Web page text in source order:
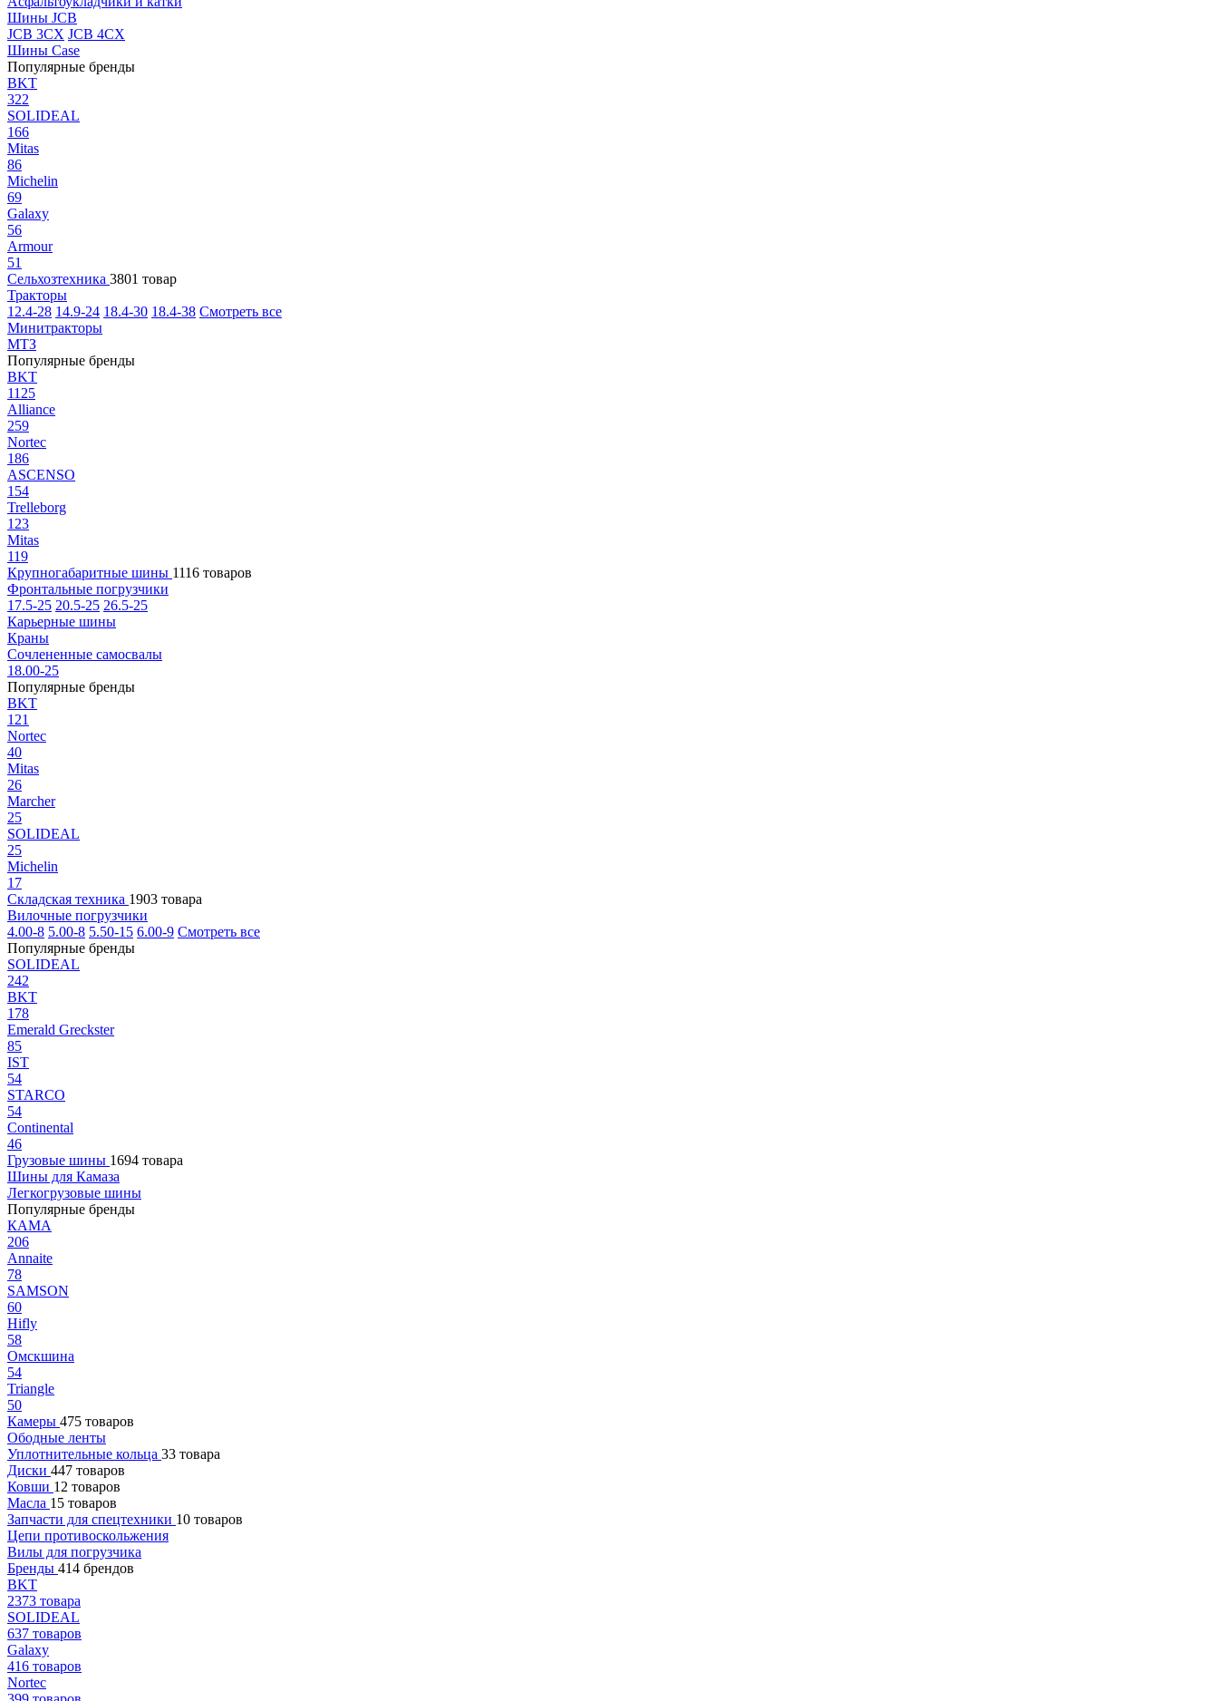
Шины JCB
JCB 3CX JCB 4CX
Шины Case
Популярные бренды
BKT
322
SOLIDEAL
166
Mitas
86
Michelin
69
Galaxy
56
Armour
51
Сельхозтехника 3801 товар
Тракторы
12.4-28 14.9-24 18.4-30 18.4-38 Смотреть все
Минитракторы
МТЗ
Популярные бренды
BKT
1125
Alliance
259
Nortec
186
ASCENSO
154
Trelleborg
123
Mitas
119
Крупногабаритные шины 1116 товаров
Фронтальные погрузчики
17.5-25 20.5-25 26.5-25
Карьерные шины
Краны
Сочлененные самосвалы
18.00-25
Популярные бренды
BKT
121
Nortec
40
Mitas
26
Marcher
25
SOLIDEAL
25
Michelin
17
Складская техника 1903 товара
Вилочные погрузчики
4.00-8 5.00-8 5.50-15 6.00-9 Смотреть все
Популярные бренды
SOLIDEAL
242
BKT
178
Emerald Greckster
85
IST
54
STARCO
54
Continental
46
Грузовые шины 1694 товара
Шины для Камаза
Легкогрузовые шины
Популярные бренды
КАМА
206
Annaite
78
SAMSON
60
Hifly
58
Омскшина
54
Triangle
50
Камеры 475 товаров
Ободные ленты
Уплотнительные кольца 33 товара
Диски 447 товаров
Ковши 12 товаров
Масла 15 товаров
Запчасти для спецтехники 10 товаров
Цепи противоскольжения
Вилы для погрузчика
Бренды 414 брендов
BKT
2373 товара
SOLIDEAL
637 товаров
Galaxy
416 товаров
Nortec